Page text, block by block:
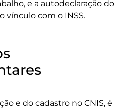
e a autodeclaração do
vínculo com o INSS.
e do cadastro no CNIS, é